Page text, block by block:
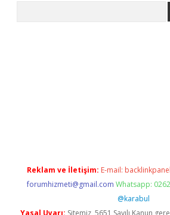
Reklam ve İletişim: E-mail:
forumhizmeti@gmail.com Whatsapp:
@karabul
Yasal Uyarı: Sitemiz, 5651 Sayılı Kanun